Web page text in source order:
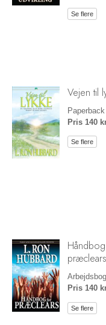
Se flere
Vejen til
Paperback
Pris 140
Se flere
præclears
Arbejdsbog
Pris 140
Se flere